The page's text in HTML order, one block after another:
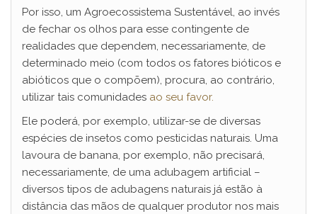
Por isso, um Agroecossistema Sustentável, ao invés
de fechar os olhos para esse contingente de
realidades que dependem, necessariamente, de
determinado meio (com todos os fatores bióticos e
abióticos que o compõem), procura, ao contrário,
utilizar tais comunidades ao seu favor.
Ele poderá, por exemplo, utilizar-se de diversas
espécies de insetos como pesticidas naturais. Uma
lavoura de banana, por exemplo, não precisará,
necessariamente, de uma adubagem artificial –
diversos tipos de adubagens naturais já estão à
distância das mãos de qualquer produtor nos mais